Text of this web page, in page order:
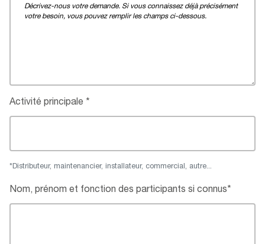
Activité principale
*Distributeur, maintenancier, installateur, commercial, autre...
Nom, prénom et fonction des participants si connus*